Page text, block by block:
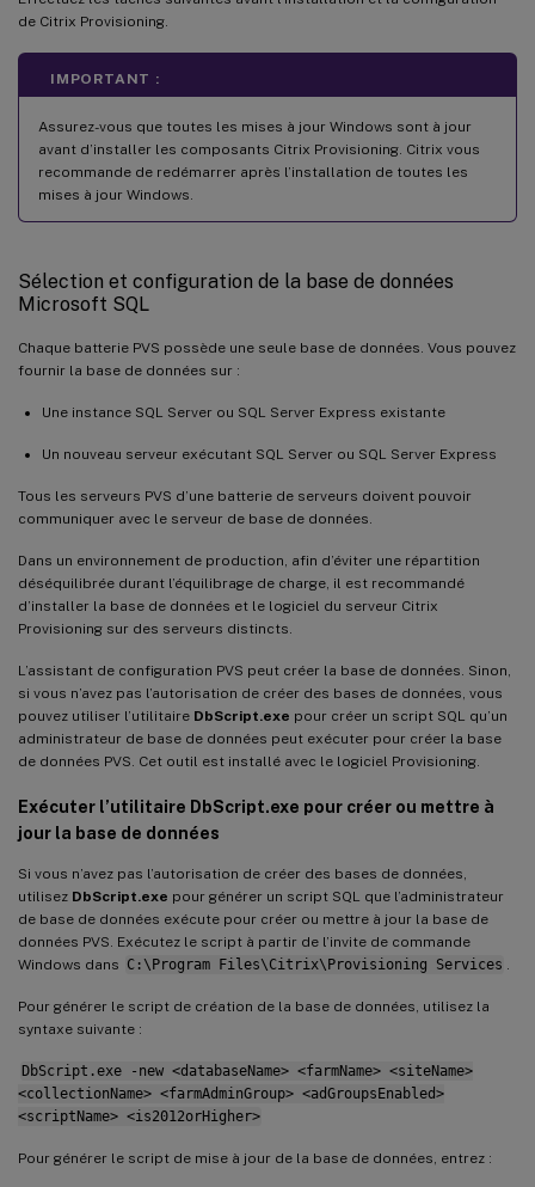
de Citrix Provisioning.
IMPORTANT :
Assurez-vous que toutes les mises à jour Windows sont à jour
avant d’installer les composants Citrix Provisioning. Citrix vous
recommande de redémarrer après l’installation de toutes les
mises à jour Windows.
Sélection et configuration de la base de données
Microsoft SQL
Chaque batterie PVS possède une seule base de données. Vous pouvez
fournir la base de données sur :
Une instance SQL Server ou SQL Server Express existante
Un nouveau serveur exécutant SQL Server ou SQL Server Express
Tous les serveurs PVS d’une batterie de serveurs doivent pouvoir
communiquer avec le serveur de base de données.
Dans un environnement de production, afin d’éviter une répartition
déséquilibrée durant l’équilibrage de charge, il est recommandé
d’installer la base de données et le logiciel du serveur Citrix
Provisioning sur des serveurs distincts.
L’assistant de configuration PVS peut créer la base de données. Sinon,
si vous n’avez pas l’autorisation de créer des bases de données, vous
pouvez utiliser l’utilitaire DbScript.exe pour créer un script SQL qu’un
administrateur de base de données peut exécuter pour créer la base
de données PVS. Cet outil est installé avec le logiciel Provisioning.
Exécuter l’utilitaire DbScript.exe pour créer ou mettre à
jour la base de données
Si vous n’avez pas l’autorisation de créer des bases de données,
utilisez DbScript.exe pour générer un script SQL que l’administrateur
de base de données exécute pour créer ou mettre à jour la base de
données PVS. Exécutez le script à partir de l’invite de commande
Windows dans C:\Program Files\Citrix\Provisioning Services
Pour générer le script de création de la base de données, utilisez la
syntaxe suivante :
DbScript.exe -new <databaseName> <farmName> <siteName>
<collectionName> <farmAdminGroup> <adGroupsEnabled>
<scriptName> <is2012orHigher>
Pour générer le script de mise à jour de la base de données, entrez :